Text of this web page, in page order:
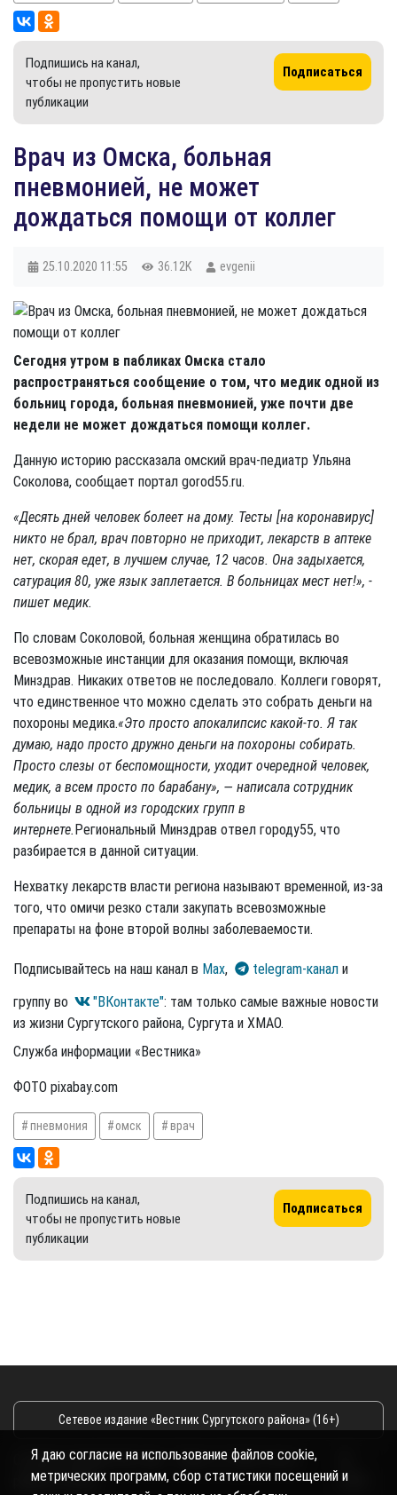
Подпишись на канал,
чтобы не пропустить новые
публикации
Подписаться
​Врач из Омска, больная
пневмонией, не может
дождаться помощи от коллег
25.10.2020 11:55 36.12K evgenii
Сегодня утром в пабликах Омска стало
распространяться сообщение о том, что медик одной из
больниц города, больная пневмонией, уже почти две
недели не может дождаться помощи коллег.
Данную историю рассказала омский врач-педиатр Ульяна
Соколова, сообщает портал gorod55.ru.
«Десять дней человек болеет на дому. Тесты [на коронавирус]
никто не брал, врач повторно не приходит, лекарств в аптеке
нет, скорая едет, в лучшем случае, 12 часов. Она задыхается,
сатурация 80, уже язык заплетается. В больницах мест нет!», -
пишет медик.
По словам Соколовой, больная женщина обратилась во
всевозможные инстанции для оказания помощи, включая
Минздрав. Никаких ответов не последовало. Коллеги говорят,
что единственное что можно сделать это собрать деньги на
похороны медика.«Это просто апокалипсис какой-то. Я так
думаю, надо просто дружно деньги на похороны собирать.
Просто слезы от беспомощности, уходит очередной человек,
медик, а всем просто по барабану», — написала сотрудник
больницы в одной из городских групп в
интернете.Региональный Минздрав отвел городу55, что
разбирается в данной ситуации.
Нехватку лекарств власти региона называют временной, из-за
того, что омичи резко стали закупать всевозможные
препараты на фоне второй волны заболеваемости.
Подписывайтесь на наш канал в Max, telegram-канал и
группу во
"ВКонтакте": там только самые важные новости
из жизни Сургутского района, Сургута и ХМАО.
Служба информации «Вестника»
ФОТО pixabay.com
пневмония омск врач
Подпишись на канал,
чтобы не пропустить новые
публикации
Подписаться
Сетевое издание «Вестник Сургутского района» (16+)
Сетевое издание Вестник - Новости Сургутского
района и Югры
2026
Я даю согласие на использование файлов cookie,
метрических программ, сбор статистики посещений и